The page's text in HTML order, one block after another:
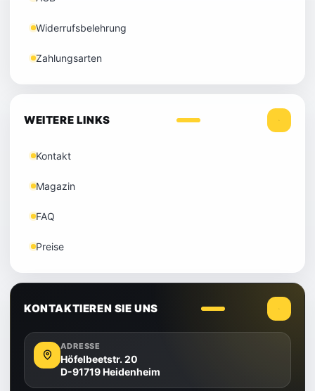
Widerrufsbelehrung
Zahlungsarten
WEITERE LINKS
Kontakt
Magazin
FAQ
Preise
KONTAKTIEREN SIE UNS
ADRESSE
Höfelbeetstr. 20
D-91719 Heidenheim